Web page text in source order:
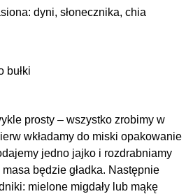
dyni, słonecznika, chia
prosty – wszystko zrobimy w
wkładamy do miski opakowanie
jedno jajko i rozdrabniamy
będzie gładka. Następnie
mielone migdały lub mąkę